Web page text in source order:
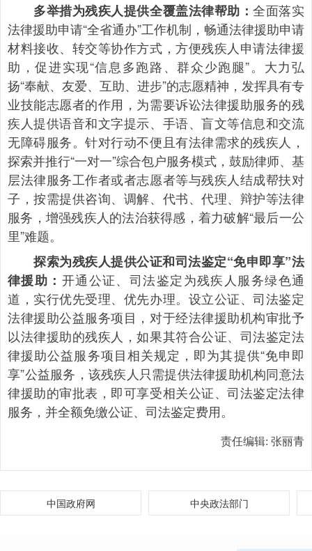
多举措为残疾人提供全覆盖法律帮助：全面落实
法律援助申请“全省通办”工作机制，畅通法律援助申请
材料接收、转交等协作方式，方便残疾人申请法律援
助，促进实现“信息多跑路、群众少跑腿”。大力弘
扬“奉献、友爱、互助、进步”的志愿精神，发挥具有专
业技能志愿者的作用，为需要诉讼法律援助服务的残
疾人提供语音和文字提示、手语、盲文等信息和交流
无障碍服务。针对行动不便且有法律需求的残疾人，
探索并推行“一对一”综合包户服务模式，鼓励律师、基
层法律服务工作者或者志愿者等与残疾人结成帮扶对
子，按需提供咨询、调解、代书、代理、辩护等法律
服务，增强残疾人的法治获得感，着力破解“最后一公
里”难题。
探索为残疾人提供公证和司法鉴定“免申即享”法
律援助： 开通公证、司法鉴定为残疾人服务绿色通
道，实行优先受理、优先办理。设立公证、司法鉴定
法律援助公益服务项目，对于经法律援助机构审批予
以法律援助的残疾人，如果其符合公证、司法鉴定法
律援助公益服务项目相关规定，即为其提供“免申即
享”公益服务，该残疾人只需提供法律援助机构同意法
律援助的审批表，即可享受相关公证、司法鉴定法律
服务，并全额免缴公证、司法鉴定费用。
责任编辑: 张丽青
中国政府网 中央政法部门